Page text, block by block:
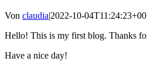
Von claudia|2022-10-
Hello! This is my first blog. Thanks
Have a nice day!